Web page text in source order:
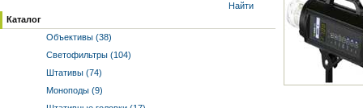
Найти
Каталог
Объективы (38)
Светофильтры (104)
Штативы (74)
Моноподы (9)